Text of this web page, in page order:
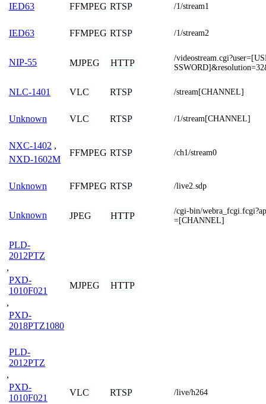
IED63 FFMPEG RTSP /1/stream1
IED63 FFMPEG RTSP /1/stream2
NIP-55 MJPEG HTTP
/
NLC-1401 VLC RTSP /stream[CHANNEL]
Unknown VLC RTSP /1/stream[CHANNEL]
NXC-1402 ,
NXD-1602M
FFMPEG RTSP /ch1/stream0
Unknown FFMPEG RTSP /live2.sdp
Unknown JPEG HTTP
/cgi-bin/
=[CHANNEL]
PLD-
2012PTZ
,
PXD-
1010F021
,
PXD-
2018PTZ1080
MJPEG HTTP
PLD-
2012PTZ
,
PXD-
1010F021
VLC RTSP /live/h264